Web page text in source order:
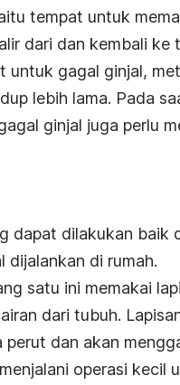
tempat untuk
dari dan kembali ke
untuk gagal ginjal,
lebih lama. Pada
ginjal juga perlu
dapat dilakukan baik
dijalankan di rumah.
satu ini memakai
dari tubuh.
dan akan
operasi kecil